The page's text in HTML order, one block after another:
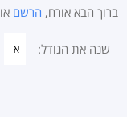
ברוך הבא אורח, הרשם או
שנה את הגודל: א-